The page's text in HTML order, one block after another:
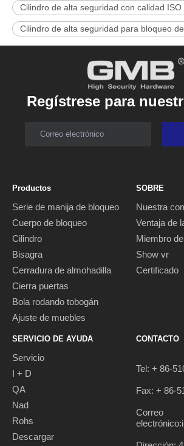
Cilindro de alta seguridad con calidad ISO
Cilindro de alta seguridad para bloqueo
Regístrese para
Correo electrónico
Productos
Serie de manija de bloqueo
Cuerpo de bloqueo
Cilindro
Bisagra
Cerradura de almohadilla
Cierra puertas
Bola rodando tobogán
Ajuste de muebles
SOBRE
Nuestra
Ventaja de
Miembro
Show vr
Certificado
SERVICIO DE AYUDA
Servicio
I + D
QA
Nad
Rohs
Descargar
CONTACTO
Tel: + 86-
Fax: + 86-
Correo
electrónico: